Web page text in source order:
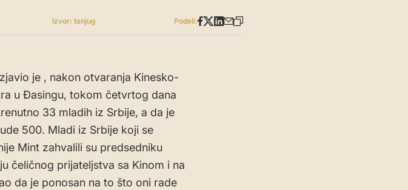
Izvor: tanjug Podeli:
je , nakon otvaranja Kinesko-
u Đasingu, tokom četvrtog dana
33 mladih iz Srbije, a da je
500. Mladi iz Srbije koji se
Mint zahvalili su predsedniku
čeličnog prijateljstva sa Kinom i na
da je ponosan na to što oni rade